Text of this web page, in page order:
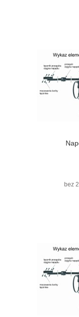
bez